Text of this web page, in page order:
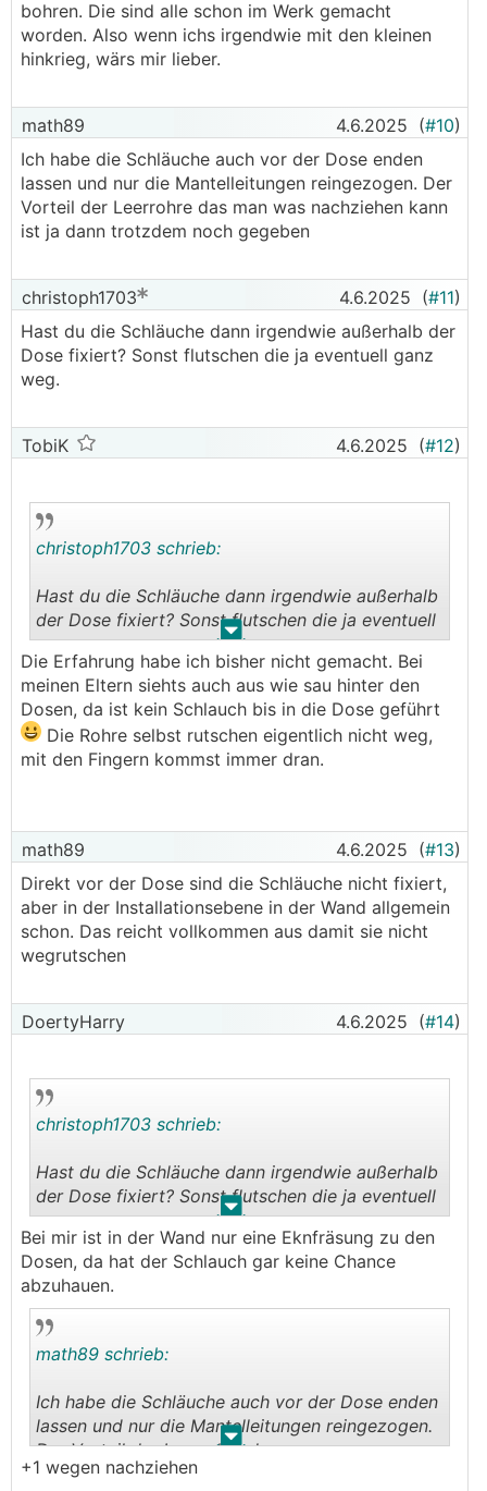
bohren. Die sind alle schon im Werk gemacht
worden. Also wenn ichs irgendwie mit den kleinen
hinkrieg, wärs mir lieber.
math89 4.6.2025 (#10)
Ich habe die Schläuche auch vor der Dose enden
lassen und nur die Mantelleitungen reingezogen. Der
Vorteil der Leerrohre das man was nachziehen kann
ist ja dann trotzdem noch gegeben
christoph1703 4.6.2025 (#11)
Hast du die Schläuche dann irgendwie außerhalb der
Dose fixiert? Sonst flutschen die ja eventuell ganz
weg.
TobiK 4.6.2025 (#12)
. .
christoph1703 schrieb:
Hast du die Schläuche dann irgendwie außerhalb
der Dose fixiert? Sonst flutschen die ja eventuell
ganz weg.
Die Erfahrung habe ich bisher nicht gemacht. Bei
meinen Eltern siehts auch aus wie sau hinter den
Dosen, da ist kein Schlauch bis in die Dose geführt
Die Rohre selbst rutschen eigentlich nicht weg,
mit den Fingern kommst immer dran.
math89 4.6.2025 (#13)
Direkt vor der Dose sind die Schläuche nicht fixiert,
aber in der Installationsebene in der Wand allgemein
schon. Das reicht vollkommen aus damit sie nicht
wegrutschen
DoertyHarry 4.6.2025 (#14)
. .
christoph1703 schrieb:
Hast du die Schläuche dann irgendwie außerhalb
der Dose fixiert? Sonst flutschen die ja eventuell
ganz weg.
Bei mir ist in der Wand nur eine Eknfräsung zu den
Dosen, da hat der Schlauch gar keine Chance
abzuhauen.
. .
math89 schrieb:
Ich habe die Schläuche auch vor der Dose enden
lassen und nur die Mantelleitungen reingezogen.
Der Vorteil der Leerrohre das man was
nachziehen kann ist ja dann trotzdem noch
+1 wegen nachziehen